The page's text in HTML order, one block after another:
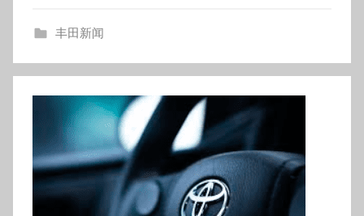
丰田新闻